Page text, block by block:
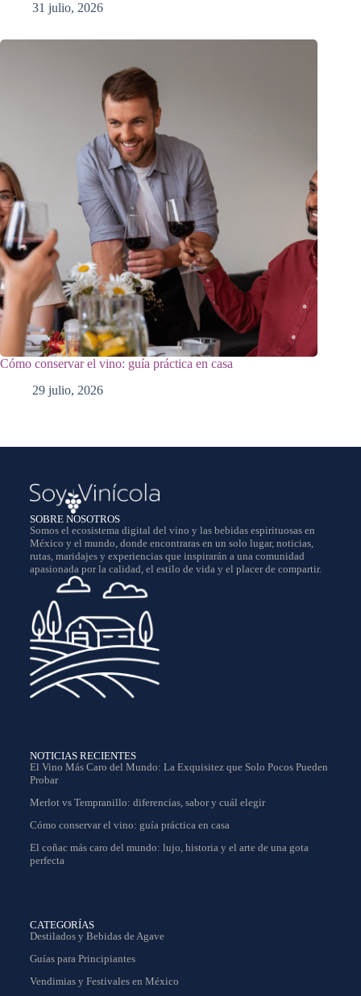
31 julio, 2026
Cómo conservar el vino: guía práctica en casa
29 julio, 2026
SOBRE NOSOTROS
Somos el ecosistema digital del vino y las bebidas espirituosas en
México y el mundo, donde encontraras en un solo lugar, noticias,
rutas, maridajes y experiencias que inspirarán a una comunidad
apasionada por la calidad, el estilo de vida y el placer de compartir.
NOTICIAS RECIENTES
El Vino Más Caro del Mundo: La Exquisitez que Solo Pocos Pueden
Probar
Merlot vs Tempranillo: diferencias, sabor y cuál elegir
Cómo conservar el vino: guía práctica en casa
El coñac más caro del mundo: lujo, historia y el arte de una gota
perfecta
CATEGORÍAS
Destilados y Bebidas de Agave
Guías para Principiantes
Vendimias y Festivales en México